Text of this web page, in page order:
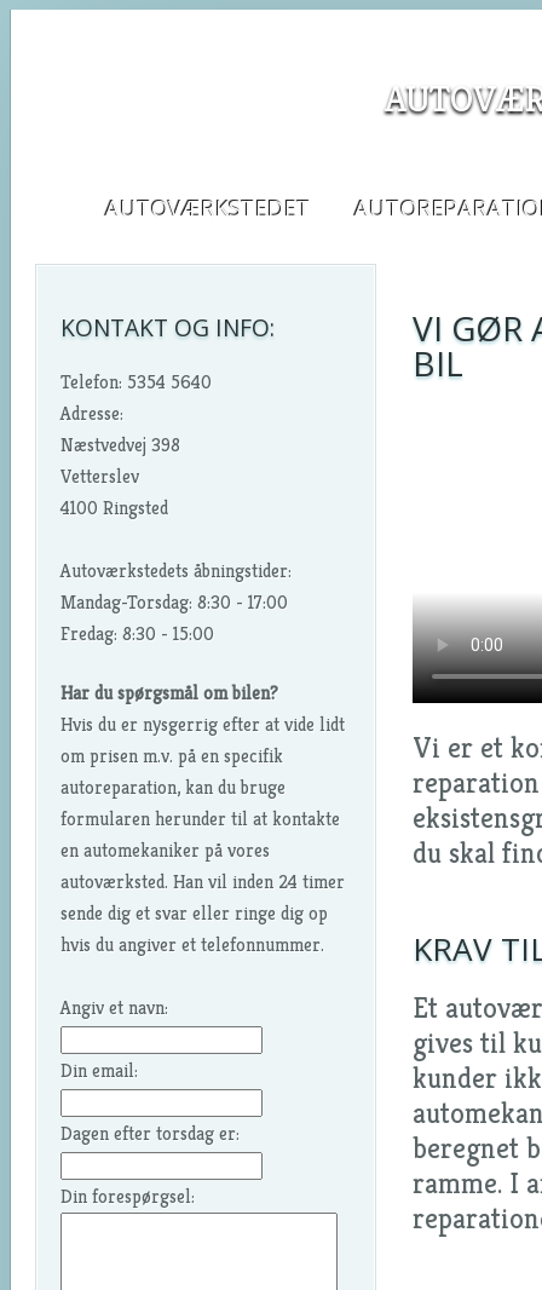
AUTOVÆRKSTEDET
KONTAKT OG INFO:
Telefon: 5354 5640
Adresse:
Næstvedvej 398
Vetterslev
4100 Ringsted
Autoværkstedets åbningstider:
Mandag-Torsdag: 8:30 - 17:00
Fredag: 8:30 - 15:00
Har du spørgsmål om bilen?
Hvis du er nysgerrig efter at vide lidt
om prisen m.v. på en specifik
autoreparation, kan du bruge
formularen herunder til at kontakte
en automekaniker på vores
autoværksted. Han vil inden 24 timer
sende dig et svar eller ringe dig op
hvis du angiver et telefonnummer.
Angiv et navn:
Din email:
Dagen efter torsdag er:
Din forespørgsel:
VI GØR
BIL
Vi er et
du skal
KRAV
Et
gives til
kunder
beregnet
ramme. I